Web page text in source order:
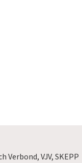
Verbond, VJV, SKEPP